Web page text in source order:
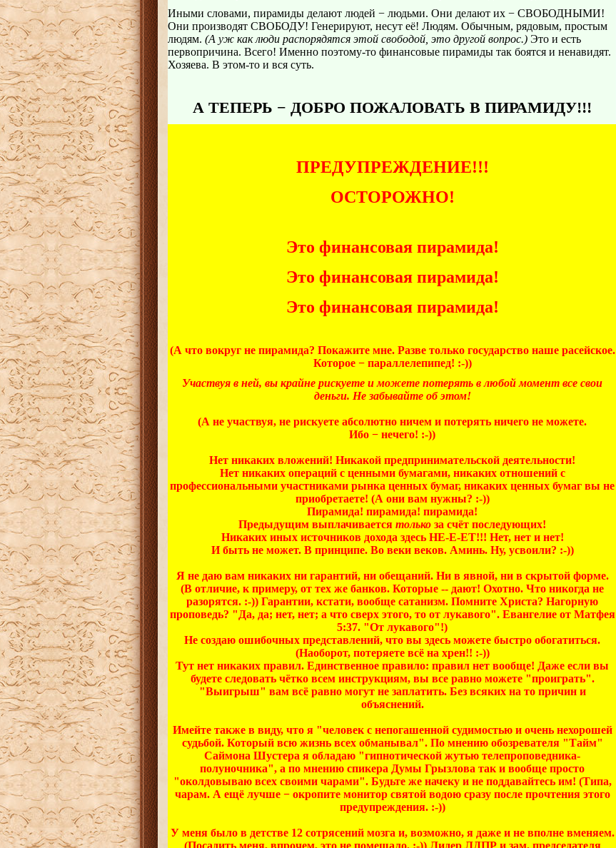
Иными словами, пирамиды делают людей − людьми. Они делают их − СВОБОДНЫМИ!
Они производят СВОБОДУ! Генерируют, несут её! Людям. Обычным, рядовым, простым
людям. (А уж как люди распорядятся этой свободой, это другой вопрос.) Это и есть
первопричина. Всего! Именно поэтому-то финансовые пирамиды так боятся и ненавидят.
Хозяева. В этом-то и вся суть.
А ТЕПЕРЬ − ДОБРО ПОЖАЛОВАТЬ В ПИРАМИДУ!!!
ПРЕДУПРЕЖДЕНИЕ!!!
ОСТОРОЖНО!
Это финансовая пирамида!
Это финансовая пирамида!
Это финансовая пирамида!
(А что вокруг не пирамида? Покажите мне. Разве только государство наше расейское.
Которое − параллелепипед! :-))
Участвуя в ней, вы крайне рискуете и можете потерять в любой момент все свои
деньги. Не забывайте об этом!
(А не участвуя, не рискуете абсолютно ничем и потерять ничего не можете.
Ибо − нечего! :-))
Нет никаких вложений! Никакой предпринимательской деятельности!
Нет никаких операций с ценными бумагами, никаких отношений с
профессиональными участниками рынка ценных бумаг, никаких ценных бумаг вы не
приобретаете! (А они вам нужны? :-))
Пирамида! пирамида! пирамида!
Предыдущим выплачивается только за счёт последующих!
Никаких иных источников дохода здесь НЕ-Е-ЕТ!!! Нет, нет и нет!
И быть не может. В принципе. Во веки веков. Аминь. Ну, усвоили? :-))
Я не даю вам никаких ни гарантий, ни обещаний. Ни в явной, ни в скрытой форме.
(В отличие, к примеру, от тех же банков. Которые -- дают! Охотно. Что никогда не
разорятся. :-)) Гарантии, кстати, вообще сатанизм. Помните Христа? Нагорную
проповедь? "Да, да; нет, нет; а что сверх этого, то от лукавого". Евангелие от Матфея
5:37. "От лукавого"!)
Не создаю ошибочных представлений, что вы здесь можете быстро обогатиться.
(Наоборот, потеряете всё на хрен!! :-))
Тут нет никаких правил. Единственное правило: правил нет вообще! Даже если вы
будете следовать чётко всем инструкциям, вы все равно можете "проиграть".
"Выигрыш" вам всё равно могут не заплатить. Без всяких на то причин и
объяснений.
Имейте также в виду, что я "человек с непогашенной судимостью и очень нехорошей
судьбой. Который всю жизнь всех обманывал". По мнению обозревателя "Тайм"
Саймона Шустера я обладаю "гипнотической жутью телепроповедника-
полуночника", а по мнению спикера Думы Грызлова так и вообще просто
"околдовываю всех своими чарами". Будьте же начеку и не поддавайтесь им! (Типа,
чарам. А ещё лучше − окропите монитор святой водою сразу после прочтения этого
предупреждения. :-))
У меня было в детстве 12 сотрясений мозга и, возможно, я даже и не вполне вменяем.
(Посадить меня, впрочем, это не помешало. :-)) Лидер ЛДПР и зам. председателя